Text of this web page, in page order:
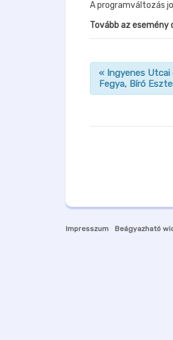
A programváltozás
Tovább az esemény
i
ó
« Ingyenes
Fegya, Bíró
Impresszum Beágyazható